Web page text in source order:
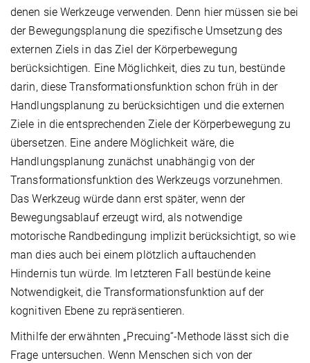
denen sie Werkzeuge verwenden. Denn hier müssen sie bei
der Bewegungsplanung die spezifische Umsetzung des
externen Ziels in das Ziel der Körperbewegung
berücksichtigen. Eine Möglichkeit, dies zu tun, bestünde
darin, diese Transformationsfunktion schon früh in der
Handlungsplanung zu berücksichtigen und die externen
Ziele in die entsprechenden Ziele der Körperbewegung zu
übersetzen. Eine andere Möglichkeit wäre, die
Handlungsplanung zunächst unabhängig von der
Transformationsfunktion des Werkzeugs vorzunehmen.
Das Werkzeug würde dann erst später, wenn der
Bewegungsablauf erzeugt wird, als notwendige
motorische Randbedingung implizit berücksichtigt, so wie
man dies auch bei einem plötzlich auftauchenden
Hindernis tun würde. Im letzteren Fall bestünde keine
Notwendigkeit, die Transformationsfunktion auf der
kognitiven Ebene zu repräsentieren.
Mithilfe der erwähnten „Precuing“-Methode lässt sich die
Frage untersuchen. Wenn Menschen sich von der